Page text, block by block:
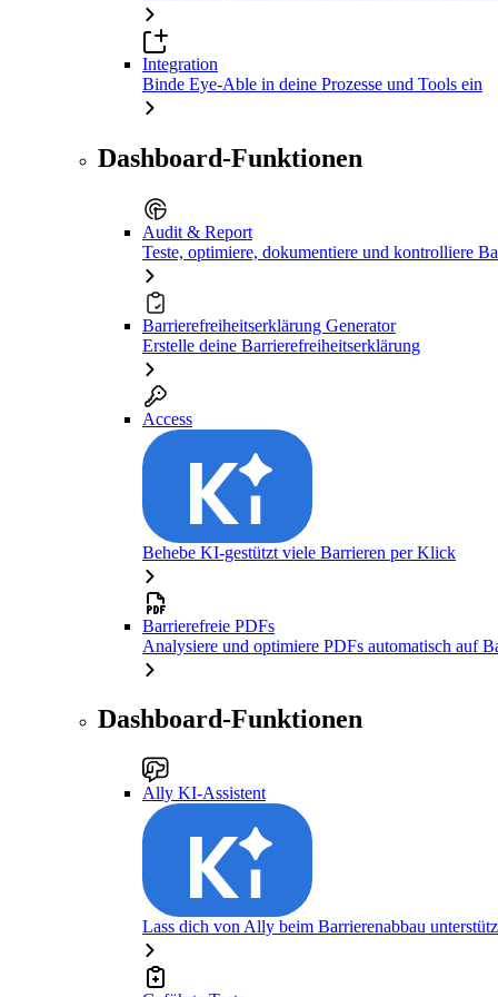
Integration
Binde Eye-Able in deine Prozesse und Tools ein
Dashboard-Funktionen
Audit & Report
Teste, optimiere, dokumentiere und kontrolliere
Barrierefreiheitserklärung Generator
Erstelle deine Barrierefreiheitserklärung
Access
Behebe KI-gestützt viele Barrieren per Klick
Barrierefreie PDFs
Analysiere und optimiere PDFs automatisch auf
Dashboard-Funktionen
Ally KI-Assistent
Lass dich von Ally beim Barrierenabbau